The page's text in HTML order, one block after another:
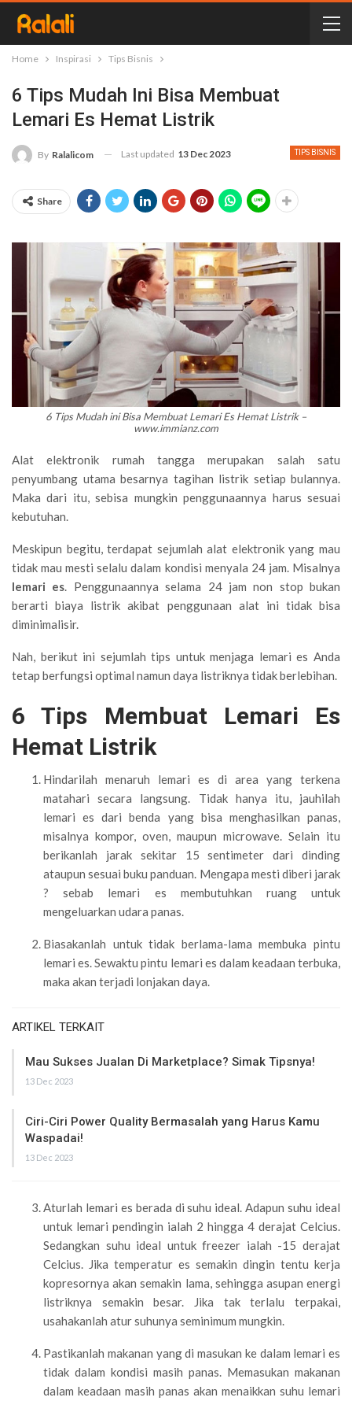
Home Inspirasi Tips Bisnis
6 Tips Mudah Ini Bisa Membuat
Lemari Es Hemat Listrik
TIPS BISNIS
By Ralalicom Last updated 13 Dec 2023
Share
6 Tips Mudah ini Bisa Membuat Lemari Es Hemat Listrik –
www.immianz.com
Alat elektronik rumah tangga merupakan salah satu
penyumbang utama besarnya tagihan listrik setiap bulannya.
Maka dari itu, sebisa mungkin penggunaannya harus sesuai
kebutuhan.
Meskipun begitu, terdapat sejumlah alat elektronik yang mau
tidak mau mesti selalu dalam kondisi menyala 24 jam. Misalnya
lemari es. Penggunaannya selama 24 jam non stop bukan
berarti biaya listrik akibat penggunaan alat ini tidak bisa
diminimalisir.
Nah, berikut ini sejumlah tips untuk menjaga lemari es Anda
tetap berfungsi optimal namun daya listriknya tidak berlebihan.
6 Tips Membuat Lemari Es
Hemat Listrik
Hindarilah menaruh lemari es di area yang terkena
matahari secara langsung. Tidak hanya itu, jauhilah
lemari es dari benda yang bisa menghasilkan panas,
misalnya kompor, oven, maupun microwave. Selain itu
berikanlah jarak sekitar 15 sentimeter dari dinding
ataupun sesuai buku panduan. Mengapa mesti diberi jarak
? sebab lemari es membutuhkan ruang untuk
mengeluarkan udara panas.
Biasakanlah untuk tidak berlama-lama membuka pintu
lemari es. Sewaktu pintu lemari es dalam keadaan terbuka,
maka akan terjadi lonjakan daya.
ARTIKEL TERKAIT
Mau Sukses Jualan Di Marketplace? Simak Tipsnya!
13 Dec 2023
Ciri-Ciri Power Quality Bermasalah yang Harus Kamu
Waspadai!
13 Dec 2023
Aturlah lemari es berada di suhu ideal. Adapun suhu ideal
untuk lemari pendingin ialah 2 hingga 4 derajat Celcius.
Sedangkan suhu ideal untuk freezer ialah -15 derajat
Celcius. Jika temperatur es semakin dingin tentu kerja
kopresornya akan semakin lama, sehingga asupan energi
listriknya semakin besar. Jika tak terlalu terpakai,
usahakanlah atur suhunya seminimum mungkin.
Pastikanlah makanan yang di masukan ke dalam lemari es
tidak dalam kondisi masih panas. Memasukan makanan
dalam keadaan masih panas akan menaikkan suhu lemari